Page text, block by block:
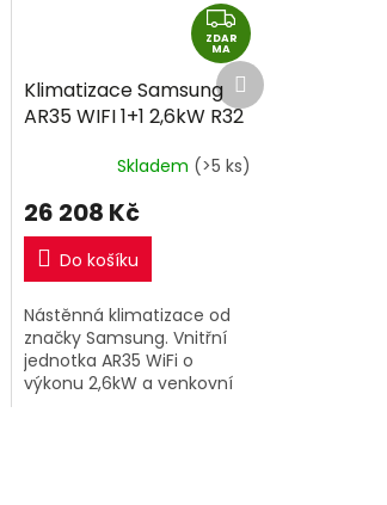
Z
D
A
R
M
A
ZDAR
MA
Klimatizace Samsung
AR35 WIFI 1+1 2,6kW R32
Skladem (>5 ks)
26 208 Kč
Do košíku
Nástěnná klimatizace od
značky Samsung. Vnitřní
jednotka AR35 WiFi o
výkonu 2,6kW a venkovní
Další
produkt